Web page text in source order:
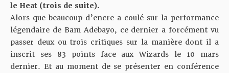
le Heat (trois de suite).
Alors que beaucoup d’encre a coulé sur la performance
légendaire de Bam Adebayo, ce dernier a forcément vu
passer deux ou trois critiques sur la manière dont il a
inscrit ses 83 points face aux Wizards le 10 mars
dernier. Et au moment de se présenter en conférence